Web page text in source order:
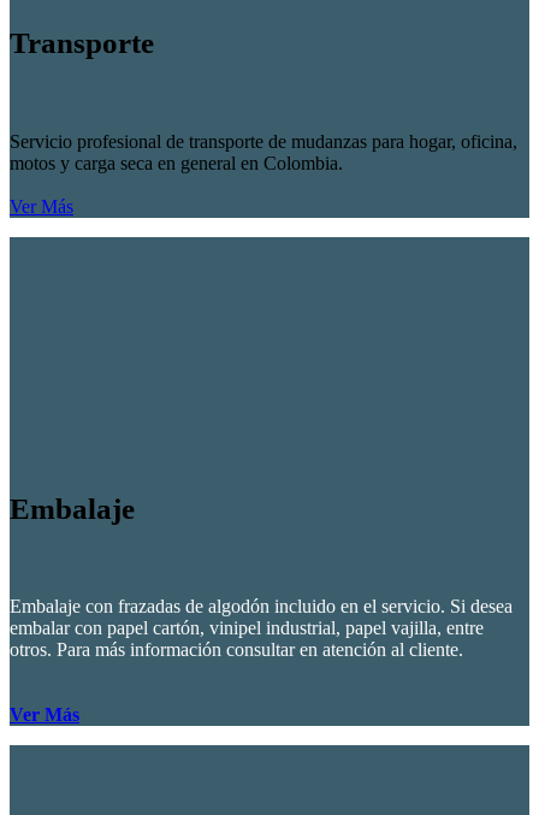
Transporte
Servicio profesional de transporte de mudanzas para hogar, oficina,
motos y carga seca en general en Colombia.
Ver Más
Embalaje
Embalaje con frazadas de algodón incluido en el servicio. Si desea
embalar con papel cartón, vinipel industrial, papel vajilla, entre
otros. Para más información consultar en atención al cliente.
Ver Más